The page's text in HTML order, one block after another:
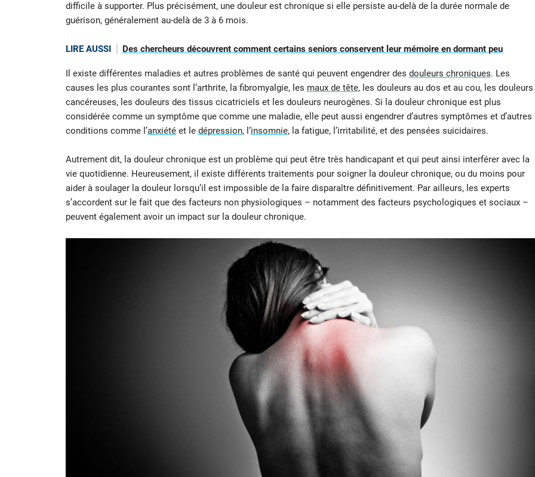
difficile à supporter. Plus précisément, une douleur est chronique si elle persiste au-delà de la durée normale de
guérison, généralement au-delà de 3 à 6 mois.
LIRE AUSSI Des chercheurs découvrent comment certains seniors conservent leur mémoire en dormant peu
Il existe différentes maladies et autres problèmes de santé qui peuvent engendrer des douleurs chroniques. Les
causes les plus courantes sont l’arthrite, la fibromyalgie, les maux de tête, les douleurs au dos et au cou, les douleurs
cancéreuses, les douleurs des tissus cicatriciels et les douleurs neurogènes. Si la douleur chronique est plus
considérée comme un symptôme que comme une maladie, elle peut aussi engendrer d’autres symptômes et d’autres
conditions comme l’anxiétéet le dépression, l’insomnie, la fatigue, l’irritabilité, et des pensées suicidaires.
Autrement dit, la douleur chronique est un problème qui peut être très handicapant et qui peut ainsi interférer avec la
vie quotidienne. Heureusement, il existe différents traitements pour soigner la douleur chronique, ou du moins pour
aider à soulager la douleur lorsqu’il est impossible de la faire disparaître définitivement. Par ailleurs, les experts
s’accordent sur le fait que des facteurs non physiologiques – notamment des facteurs psychologiques et sociaux –
peuvent également avoir un impact sur la douleur chronique.